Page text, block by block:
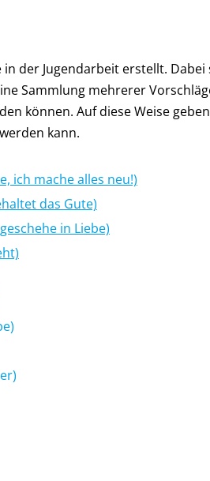
der Jugendarbeit erstellt.
Sammlung mehrerer
können. Auf diese Weise
kann.
ich mache alles neu!)
das Gute)
in Liebe)